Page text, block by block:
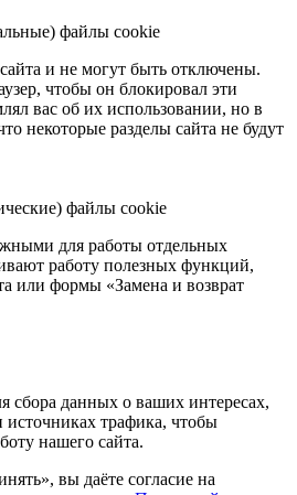
файлы cookie
и не могут быть отключены.
чтобы он блокировал эти
вас об их использовании, но в
некоторые разделы сайта не будут
файлы cookie
для работы отдельных
работу полезных функций,
или формы «Замена и возврат
сбора данных о ваших интересах,
трафика, чтобы
нашего сайта.
вы даёте согласие на